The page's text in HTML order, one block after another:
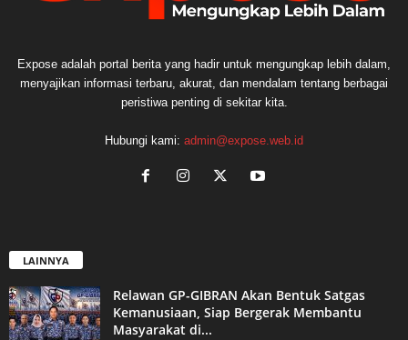
Expose adalah portal berita yang hadir untuk mengungkap lebih dalam,
menyajikan informasi terbaru, akurat, dan mendalam tentang berbagai
peristiwa penting di sekitar kita.
Hubungi kami: admin@expose.web.id
LAINNYA
Relawan GP-GIBRAN Akan Bentuk Satgas
Kemanusiaan, Siap Bergerak Membantu
Masyarakat di...